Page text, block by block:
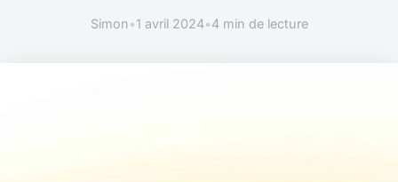
Simon•1 avril 2024•4 min de lecture